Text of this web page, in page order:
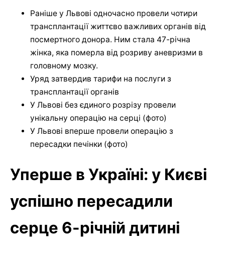
Раніше у Львові одночасно провели чотири
трансплантації життєво важливих органів від
посмертного донора. Ним стала 47-річна
жінка, яка померла від розриву аневризми в
головному мозку.
Уряд затвердив тарифи на послуги з
трансплантації органів
У Львові без єдиного розрізу провели
унікальну операцію на серці (фото)
У Львові вперше провели операцію з
пересадки печінки (фото)
Уперше в Україні: у Києві
успішно пересадили
серце 6-річній дитині